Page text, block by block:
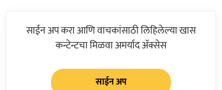
साईन अप करा आणि वाचकांसाठी लिहिलेल्या खास
कन्टेन्टचा मिळवा अमर्याद ॲक्सेस
साईन अप